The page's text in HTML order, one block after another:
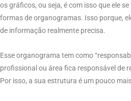
os gráficos, ou seja, é com isso que ele
formas de organogramas. Isso porque,
de informação realmente precisa.
Esse organograma tem como
profissional ou área fica responsável de
Por isso, a sua estrutura é um pouco